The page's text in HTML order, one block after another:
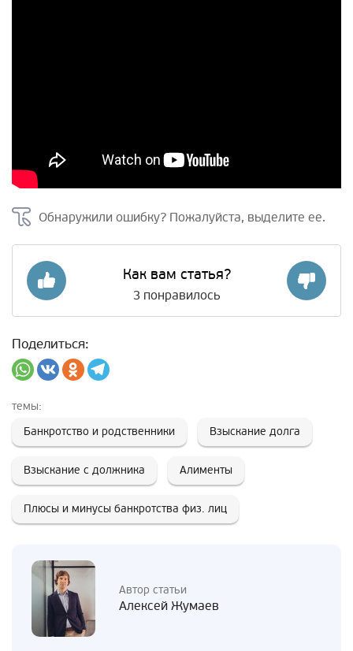
Обнаружили ошибку? Пожалуйста, выделите ее.
Как вам статья?
3 понравилось
Поделиться:
темы:
Банкротство и родственники
Взыскание долга
Взыскание с должника Алименты
Плюсы и минусы банкротства физ. лиц
Автор статьи
Алексей Жумаев